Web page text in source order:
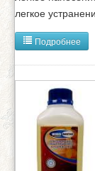
легкое
Подробнее